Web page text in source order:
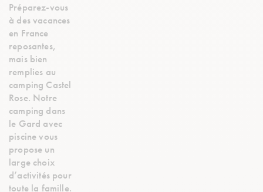
Préparez-vous
à des vacances
en France
reposantes,
mais bien
remplies au
camping Castel
Rose. Notre
camping dans
le Gard avec
piscine vous
propose un
large choix
d’activités pour
toute la famille.